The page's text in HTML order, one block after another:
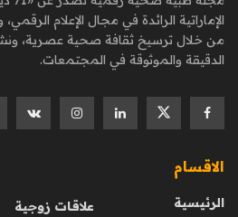
الإماراتية الرائدة في مجال الإعلام
من خلال ترسيخ ثقافة صحية عصرية،
الدقيقة والموثوقة في المجتمعات.
الاقسام
الرئيسية
علاقات زوجية